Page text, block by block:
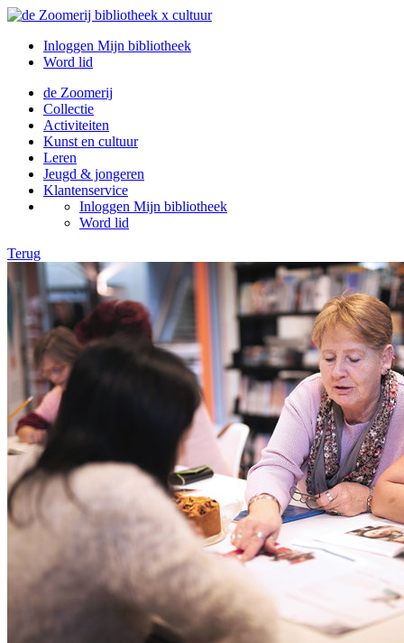
Inloggen Mijn bibliotheek
Word lid
de Zoomerij
Collectie
Activiteiten
Kunst en cultuur
Leren
Jeugd & jongeren
Klantenservice
Inloggen Mijn bibliotheek
Word lid
Terug